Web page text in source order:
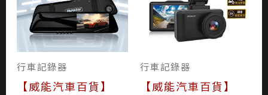
行車記錄器
【威能汽車百貨】
行車記錄器
【威能汽車百貨】